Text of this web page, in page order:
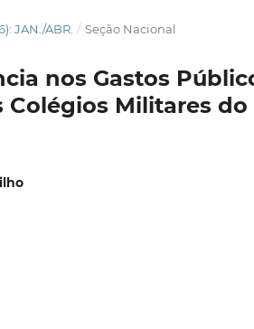
JAN./ABR. / Seção Nacional
nos Gastos
Militares do